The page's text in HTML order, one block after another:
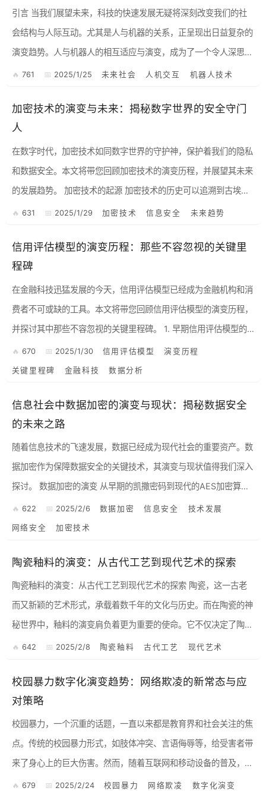
引言 当我们展望未来，科技的快速发展无疑将深刻改变我们的社
会结构与人际互动。尤其是人与机器的关系，正呈现出日益复杂的
演变趋势。人与机器人的相互适应与演变，成为了一个令人深思且
富有挑战性的课题。 一、人与机器人的互动演变 过去，...
761 2025/1/25 未来社会 人机交互 机器人技术
加密技术的演变与未来：揭秘数字世界的安全守门
人
在数字时代，加密技术如同数字世界的守护神，保护着我们的隐私
和数据安全。本文将带您回顾加密技术的演变历程，并展望其未来
的发展趋势。 加密技术的起源 加密技术的历史可以追溯到古埃
及，当时的斯芬克斯狮身人面像上就刻有加密的象形文字。然而...
631 2025/1/29 加密技术 信息安全 未来趋势
信用评估模型的演变历程：那些不容忽视的关键里
程碑
在金融科技迅猛发展的今天，信用评估模型已经成为金融机构和消
费者不可或缺的工具。本文将带您回顾信用评估模型的演变历程，
并探讨其中那些不容忽视的关键里程碑。 1. 早期信用评估模型的
诞生 早在20世纪初，信用评估模型就已经开始出现。当...
670 2025/1/30 信用评估模型 演变历程
关键里程碑 金融科技 数据分析
信息社会中数据加密的演变与现状：揭秘数据安全
的未来之路
随着信息技术的飞速发展，数据已经成为现代社会的重要资产。数
据加密作为保障数据安全的关键技术，其演变与现状值得我们深入
探讨。 数据加密的演变 从早期的凯撒密码到现代的AES加密算
法，数据加密技术经历了漫长的发展历程。早期加密技术主要...
622 2025/2/6 数据加密 信息安全 技术发展
网络安全 加密技术
陶瓷釉料的演变：从古代工艺到现代艺术的探索
陶瓷釉料的演变：从古代工艺到现代艺术的探索 陶瓷，这一古老
而又新颖的艺术形式，承载着数千年的文化与历史。而在陶瓷的神
秘世界中，釉料的演变肩负着更为重要的使命。它不仅决定了陶瓷
器物的外观与质感，更是工艺与艺术交汇的舞台。今天，我们就来
642 2025/2/8 陶瓷釉料 古代工艺 现代艺术
校园暴力数字化演变趋势：网络欺凌的新常态与应
对策略
校园暴力，一个沉重的话题，一直以来都是教育界和社会关注的焦
点。传统的校园暴力形式，如肢体冲突、言语侮辱等，给受害者带
来了身心上的巨大伤害。然而，随着互联网和移动设备的普及，校
园暴力也悄然发生了数字化演变，网络欺凌（Cyberbullyin...
679 2025/2/24 校园暴力 网络欺凌 数字化演变